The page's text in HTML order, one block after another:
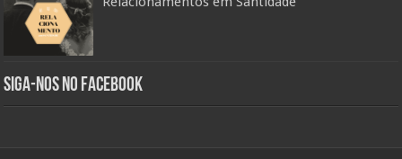
Siga-nos no Facebook